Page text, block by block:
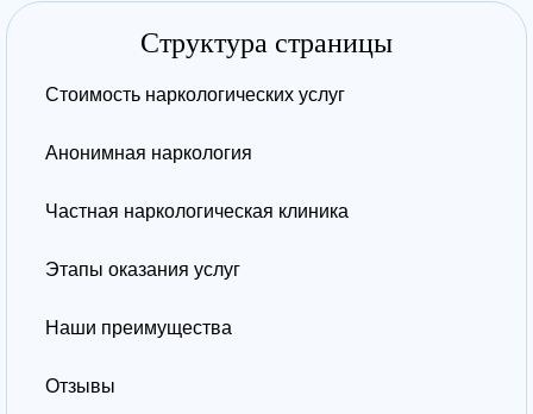
Структура страницы
Стоимость наркологических услуг
Анонимная наркология
Частная наркологическая клиника
Этапы оказания услуг
Наши преимущества
Отзывы